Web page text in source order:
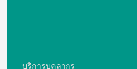
บริการบุคลากร